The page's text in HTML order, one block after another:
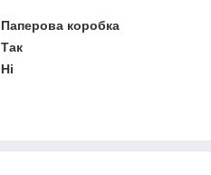
Паперова коробка
Так
Ні